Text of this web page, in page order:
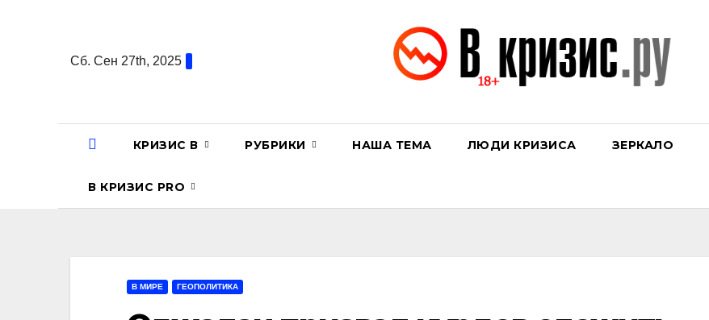
содержаниюСб. Сен 27th, 2025
КРИЗИС В РУБРИКИ НАША ТЕМА ЛЮДИ КРИЗИСА ЗЕРКАЛО
В КРИЗИС PRO
В МИРЕ ГЕОПОЛИТИКА